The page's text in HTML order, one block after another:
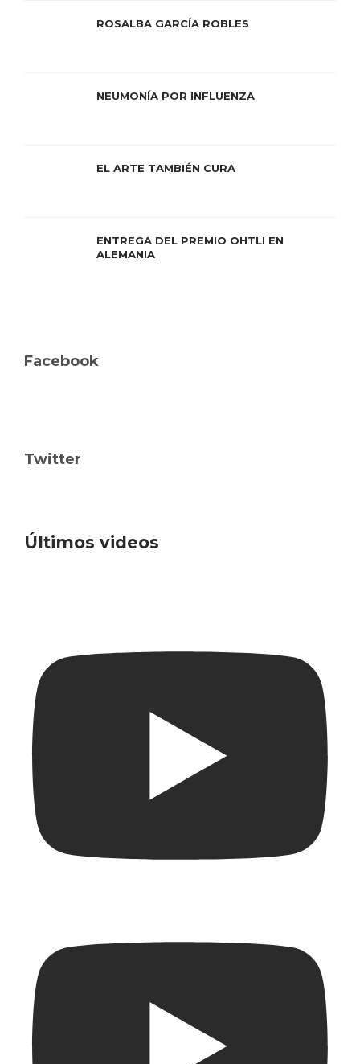
ROSALBA GARCÍA ROBLES
NEUMONÍA POR INFLUENZA
EL ARTE TAMBIÉN CURA
ENTREGA DEL PREMIO OHTLI EN
ALEMANIA
Facebook
Twitter
Últimos videos